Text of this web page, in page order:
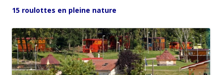
15 roulottes en pleine nature